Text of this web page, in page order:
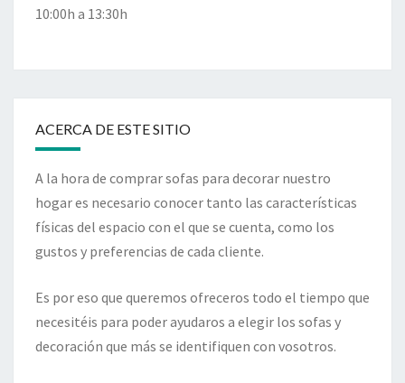
10:00h a 13:30h
ACERCA DE ESTE SITIO
A la hora de comprar sofas para decorar nuestro
hogar es necesario conocer tanto las características
físicas del espacio con el que se cuenta, como los
gustos y preferencias de cada cliente.
Es por eso que queremos ofreceros todo el tiempo que
necesitéis para poder ayudaros a elegir los sofas y
decoración que más se identifiquen con vosotros.